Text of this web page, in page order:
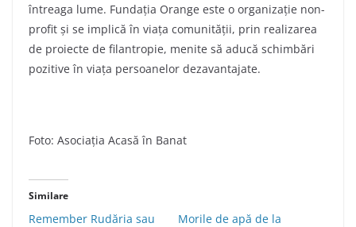
întreaga lume. Fundația Orange este o organizaţie non-
profit și se implică în viaţa comunității, prin realizarea
de proiecte de filantropie, menite să aducă schimbări
pozitive în viaţa persoanelor dezavantajate.
Foto: Asociația Acasă în Banat
Similare
Remember Rudăria sau
Morile de apă de la